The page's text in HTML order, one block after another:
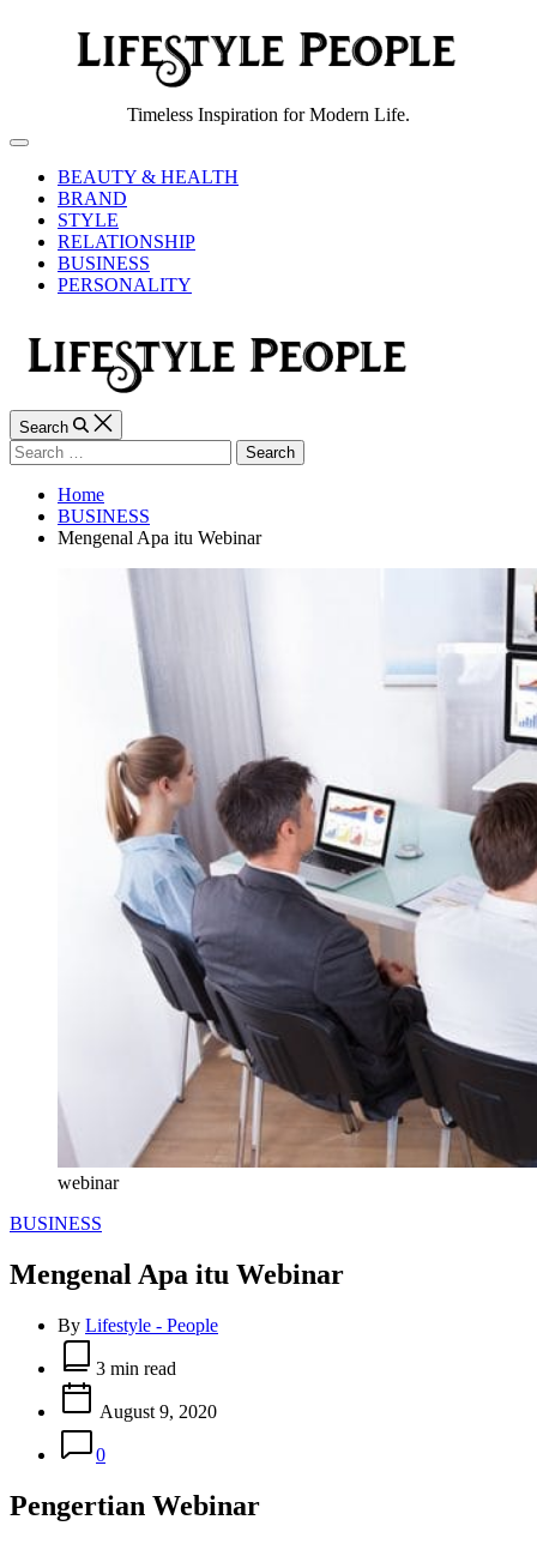
People
Timeless Inspiration for Modern Life.
Off
CanvasBEAUTY & HEALTH
BRAND
STYLE
RELATIONSHIP
BUSINESS
PERSONALITY
Search
Search
for:
Home
BUSINESS
Mengenal Apa itu Webinar
webinar
Categories
BUSINESS
Mengenal Apa itu Webinar
By Lifestyle - People
Estimated
read
time
3 min read
August 9, 2020
0
Pengertian Webinar